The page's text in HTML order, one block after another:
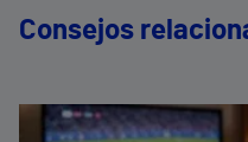
Consejos